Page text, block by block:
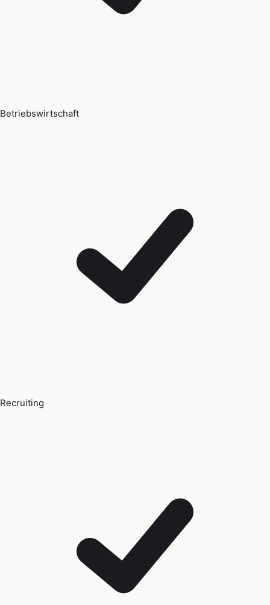
Betriebswirtschaft
Recruiting